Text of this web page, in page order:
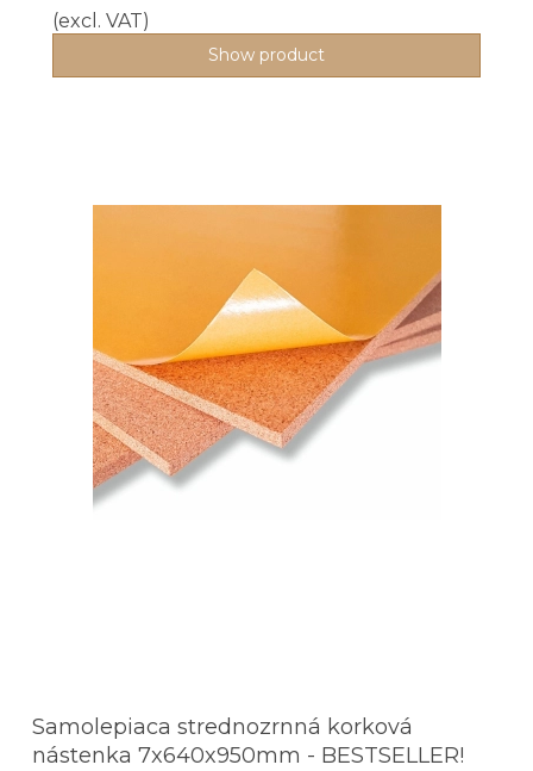
(excl. VAT)
Show product
Samolepiaca strednozrnná korková
nástenka 7x640x950mm - BESTSELLER!